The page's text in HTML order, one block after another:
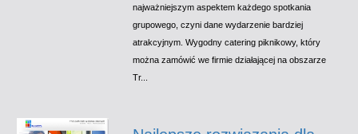
najważniejszym aspektem każdego spotkania
grupowego, czyni dane wydarzenie bardziej
atrakcyjnym. Wygodny catering piknikowy, który
można zamówić we firmie działającej na obszarze
Tr...